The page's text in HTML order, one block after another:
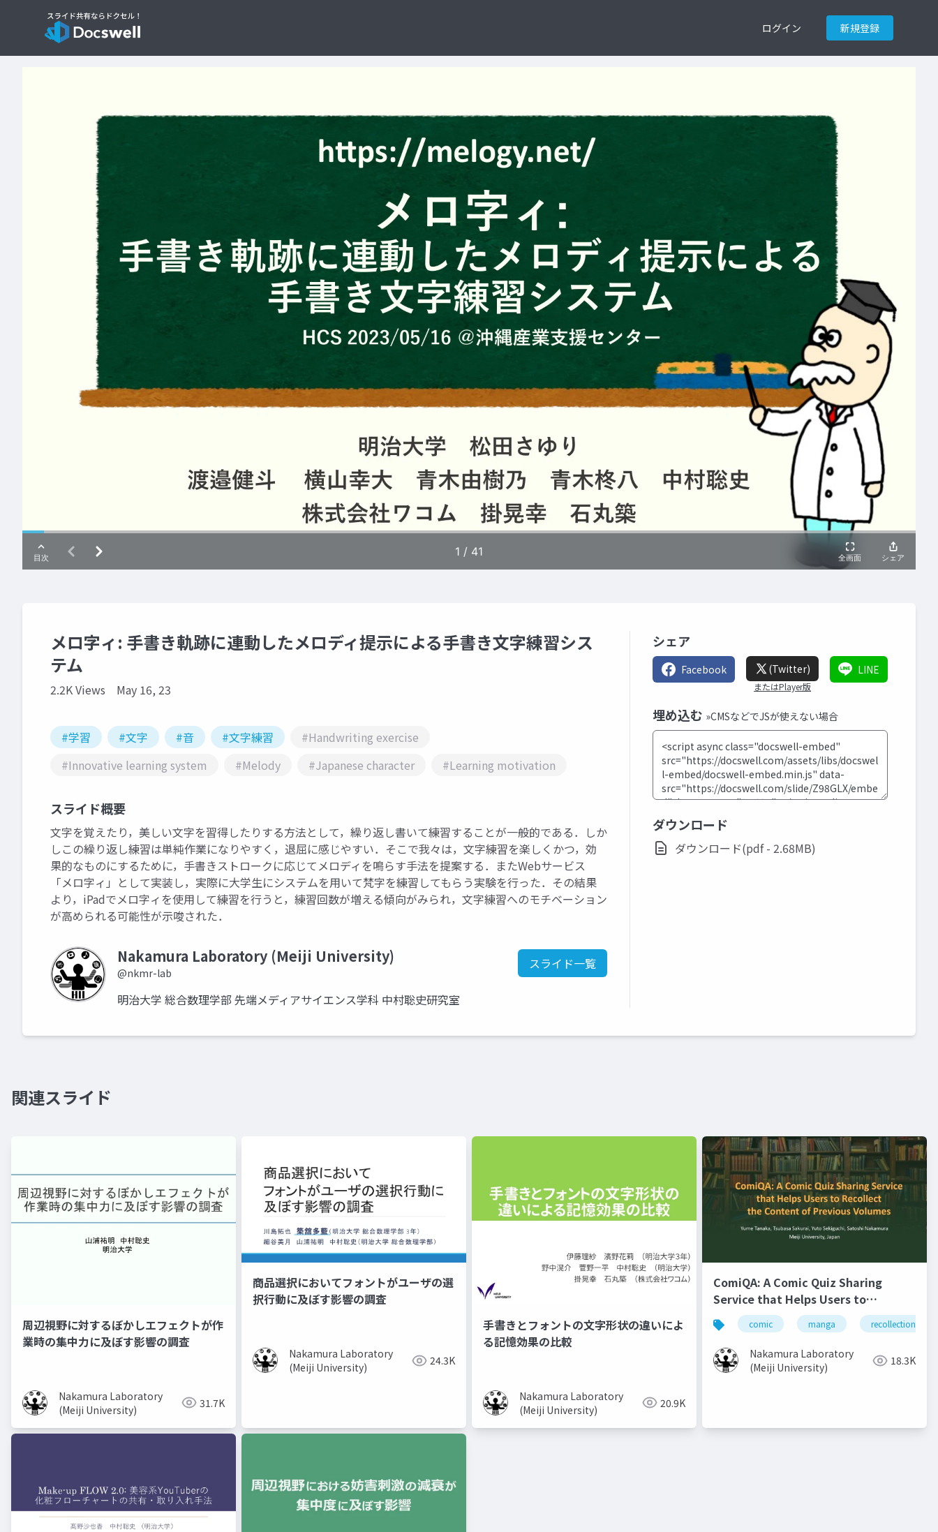
ログイン 新規登録
メロ字ィ: 手書き軌跡に連動したメロディ提示による手書き文字練習シス
テム
2.2K Views May 16, 23
#学習 #文字 #音 #文字練習
#Handwriting exercise
#Innovative learning system
#Melody #Japanese character #Learning motivation
スライド概要
文字を覚えたり，美しい文字を習得したりする方法として，繰り返し書いて練習することが一般的である．しか
しこの繰り返し練習は単純作業になりやすく，退屈に感じやすい．そこで我々は，文字練習を楽しくかつ，効
果的なものにするために，手書きストロークに応じてメロディを鳴らす手法を提案する．またWebサービス
「メロ字ィ」として実装し，実際に大学生にシステムを用いて梵字を練習してもらう実験を行った．その結果
より，iPadでメロ字ィを使用して練習を行うと，練習回数が増える傾向がみられ，文字練習へのモチベーション
が高められる可能性が示唆された．
Nakamura Laboratory (Meiji University)
@nkmr-lab
スライド一覧
明治大学 総合数理学部 先端メディアサイエンス学科 中村聡史研究室
シェア
Facebook (Twitter)
またはPlayer版
LINE
埋め込む »CMSなどでJSが使えない場合
ダウンロード
ダウンロード(pdf - 2.68MB)
関連スライド
周辺視野に対するぼかしエフェクトが作
業時の集中力に及ぼす影響の調査
Nakamura Laboratory
(Meiji University)
31.7K
商品選択においてフォントがユーザの選
択行動に及ぼす影響の調査
Nakamura Laboratory
(Meiji University)
24.3K
手書きとフォントの文字形状の違いによ
る記憶効果の比較
Nakamura Laboratory
(Meiji University)
20.9K
ComiQA: A Comic Quiz Sharing
Service that Helps Users to
Recollect the Content of Previous
Volumes
comic manga recollection
Nakamura Laboratory
(Meiji University)
18.3K